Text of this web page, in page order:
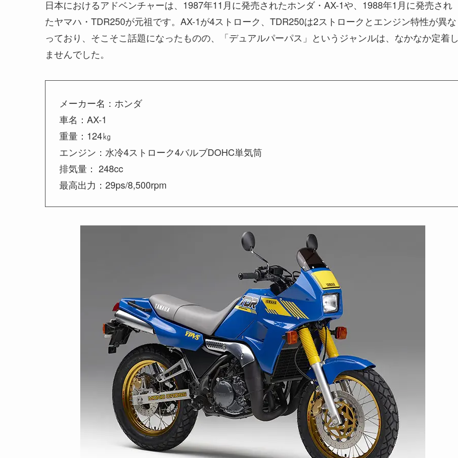
日本におけるアドベンチャーは、1987年11月に発売されたホンダ・AX-1や、1988年1月に発売され
たヤマハ・TDR250が元祖です。AX-1が4ストローク、TDR250は2ストロークとエンジン特性が異な
っており、そこそこ話題になったものの、「デュアルパーパス」というジャンルは、なかなか定着
ませんでした。
メーカー名：ホンダ
車名：AX-1
重量：124㎏
エンジン：水冷4ストローク4バルブDOHC単気筒
排気量： 248cc
最高出力：29ps/8,500rpm